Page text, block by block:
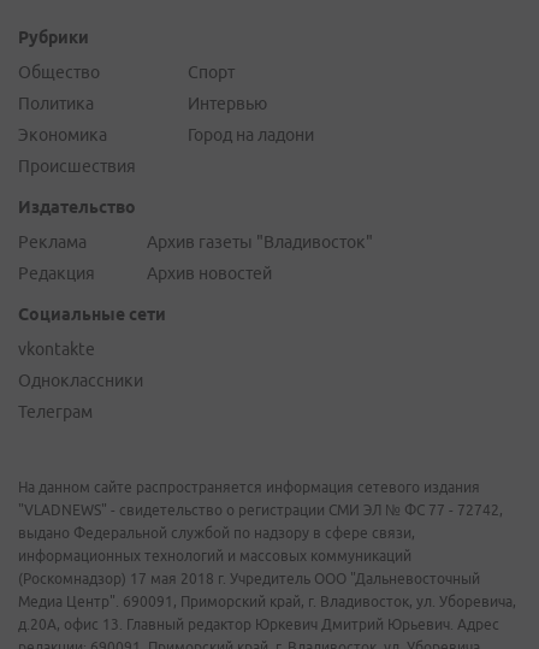
Рубрики
Общество
Политика
Экономика
Происшествия
Спорт
Интервью
Город на ладони
Издательство
Реклама
Редакция
Архив газеты "Владивосток"
Архив новостей
Социальные сети
vkontakte
Одноклассники
Телеграм
На данном сайте распространяется информация сетевого издания
"VLADNEWS" - свидетельство о регистрации СМИ ЭЛ № ФС 77 - 72742,
выдано Федеральной службой по надзору в сфере связи,
информационных технологий и массовых коммуникаций
(Роскомнадзор) 17 мая 2018 г. Учредитель ООО "Дальневосточный
Медиа Центр". 690091, Приморский край, г. Владивосток, ул. Уборевича,
д.20А, офис 13. Главный редактор Юркевич Дмитрий Юрьевич. Адрес